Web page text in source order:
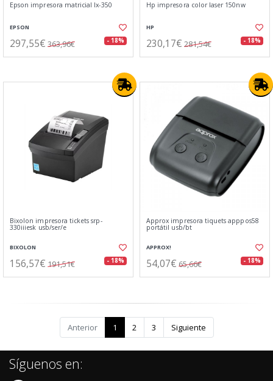
Epson impresora matricial lx-350
EPSON
297,55€ 363,96€ - 18%
Hp impresora color laser 150nw
HP
230,17€ 281,54€ - 18%
Bixolon impresora tickets srp-
330iiiesk usb/ser/e
BIXOLON
156,57€ 191,51€ - 18%
Approx impresora tiquets apppos58
portátil usb/bt
APPROX!
54,07€ 65,66€ - 18%
Anterior 1 2 3 Siguiente
Síguenos en: